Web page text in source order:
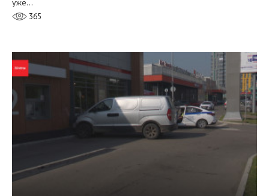
365